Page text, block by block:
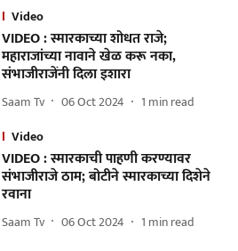
Video
VIDEO : स्मारकाच्या शोधत राजे;
महाराजांच्या नावाने खेळ करू नका,
संभाजीराजेंनी दिला इशारा
Saam Tv 06 Oct 2024 1 min read
Video
VIDEO : स्मारकाची पाहणी करण्यावर
संभाजीराजे ठाम; बोटीने स्मारकाच्या दिशेने
रवाना
Saam Tv 06 Oct 2024 1 min read